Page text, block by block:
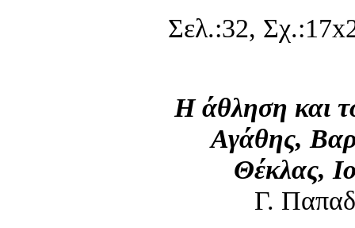
Σελ.:32,
Η άθληση και
Αγάθης,
Θέκλας,
Γ.